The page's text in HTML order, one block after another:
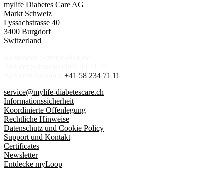
mylife Diabetes Care AG
Markt Schweiz
Lyssachstrasse 40
3400 Burgdorf
Switzerland
+41 58 234 71 11
service@mylife-diabetescare.ch
Informationssicherheit
Koordinierte Offenlegung
Rechtliche Hinweise
Datenschutz und Cookie Policy
Support und Kontakt
Certificates
Newsletter
Entdecke myLoop